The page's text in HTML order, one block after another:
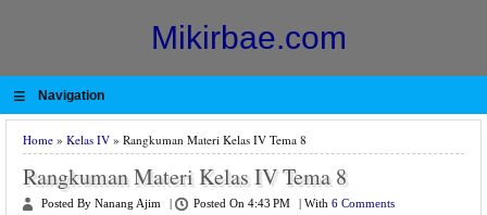
Mikirbae.com
≡ Navigation
Home » Kelas IV » Rangkuman Materi Kelas IV Tema 8
Rangkuman Materi Kelas IV Tema 8
Posted By Nanang Ajim Posted On 4:43 PM With 6 Comments